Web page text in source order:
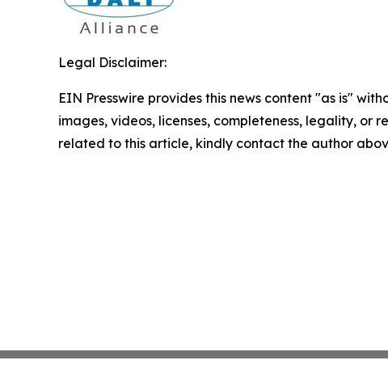
Legal Disclaimer:
EIN Presswire provides this news content "as is"
images, videos, licenses, completeness, legality,
related to this article, kindly contact the author